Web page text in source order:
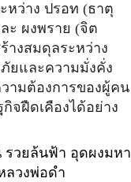
หว่าง ปรอท (ธาตุ
ะ ผงพราย (จิต
งสมดุลระหว่าง
ยและความมั่งคั่ง
ามต้องการของผู้คน
จฝืดเคืองได้อย่าง